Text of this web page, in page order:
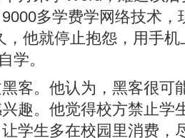
多学费学网络技术，
，他就停止抱怨，用手
学。
客。他认为，黑客很可
趣。他觉得校方禁止学
学生多在校园里消费，